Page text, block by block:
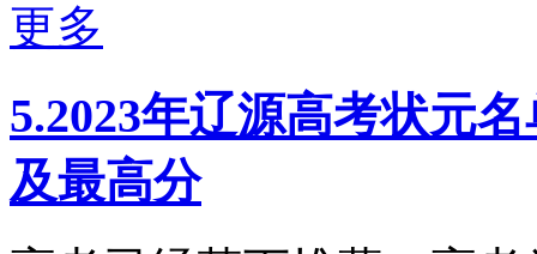
更多
5.2023年辽源高考状元
及最高分